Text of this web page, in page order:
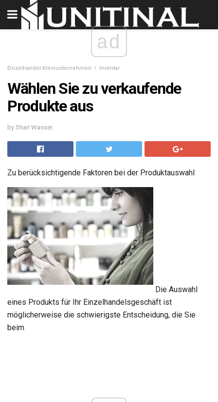
ad
Einzelhandel Kleinunternehmen Inventar
Wählen Sie zu verkaufende
Produkte aus
by Shari Wasser
Zu berücksichtigende Faktoren bei der Produktauswahl
Die Auswahl
eines Produkts für Ihr Einzelhandelsgeschäft ist
möglicherweise die schwierigste Entscheidung, die Sie
beim